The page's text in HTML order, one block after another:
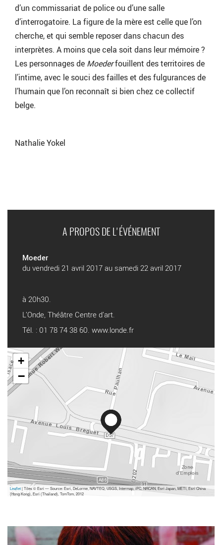
d’un commissariat de police ou d’une salle
d’interrogatoire. La figure de la mère est celle que l’on
cherche, et qui semble reposer dans chacun des
interprètes. A moins que cela soit dans leur mémoire ?
Les personnages de Moederfouillent des territoires de
l’intime, avec le souci des failles et des fulgurances de
l’humain que l’on reconnaît si bien chez ce collectif
belge.
Nathalie Yokel
A PROPOS DE L'ÉVÉNEMENT
Moeder
du vendredi 21 avril 2017 au samedi 22 avril 2017
à 20h30.
L’Onde, Théâtre Centre d’art.
Tél. : 01 78 74 38 60. www.londe.fr
+
−
Leaflet| Tiles © Esri — Source: Esri, DeLorme, NAVTEQ, USGS, Intermap, iPC, NRCAN, Esri Japan, METI, Esri China
(Hong Kong), Esri (Thailand), TomTom, 2012